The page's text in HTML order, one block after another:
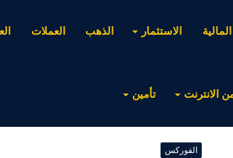
الاستثمار الذهب العملات
الانترنت تأمين
الفوركس